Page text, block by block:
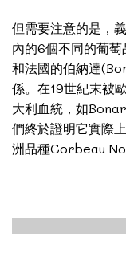
但需要注意的是，
內的6個不同的葡
和法國的伯納達
係。在19世紀末被
大利血統，如
們終於證明它實際
洲品種Corbeau